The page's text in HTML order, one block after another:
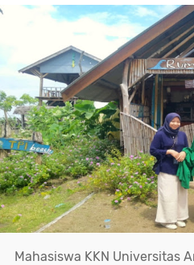
Mahasiswa KKN Universitas